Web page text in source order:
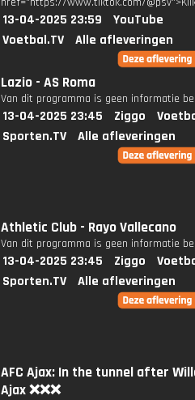
13-04-2025 23:59
YouTube
Voetbal.TV
Alle afleveringen
Lazio - AS Roma
Van dit programma is geen informatie
13-04-2025 23:45 Ziggo
Sporten.TV
Alle afleveringen
Athletic Club - Rayo Vallecano
Van dit programma is geen informatie
13-04-2025 23:45 Ziggo
Sporten.TV
Alle afleveringen
AFC Ajax: In the tunnel after
Ajax ❌❌❌